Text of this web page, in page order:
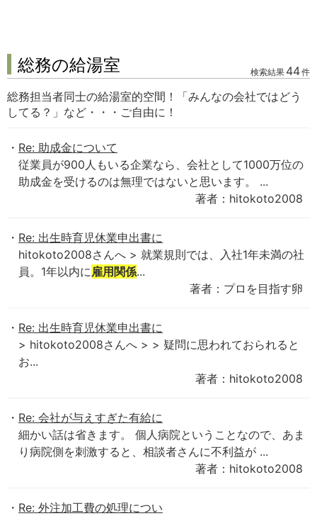
総務の給湯室 検索結果 44件
総務担当者同士の給湯室的空間！「みんなの会社ではどう
してる？」など・・・ご自由に！
Re: 助成金について
従業員が900人もいる企業なら、会社として1000万位の
助成金を受けるのは無理ではないと思います。 ...
著者：hitokoto2008
Re: 出生時育児休業申出書に
hitokoto2008さんへ > 就業規則では、入社1年未満の社
員。1年以内に雇用関係...
著者：プロを目指す卵
Re: 出生時育児休業申出書に
> hitokoto2008さんへ > > 疑問に思われておられると
お...
著者：hitokoto2008
Re: 会社が与えすぎた有給に
細かい話は省きます。 個人病院ということなので、あま
り病院側を刺激すると、相談者さんに不利益が ...
著者：hitokoto2008
Re: 外注加工費の処理につい